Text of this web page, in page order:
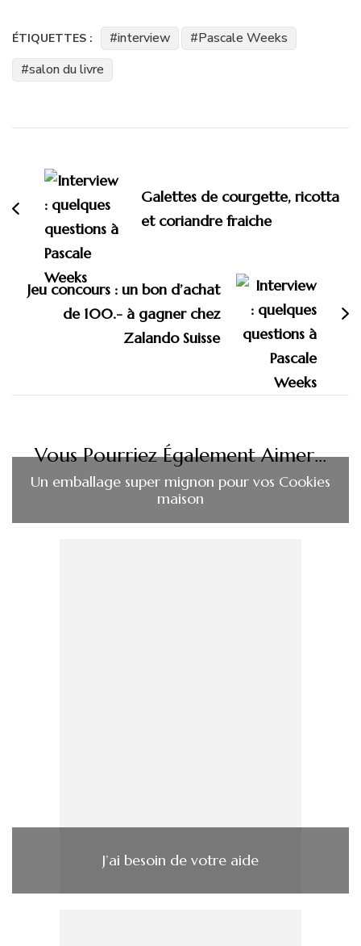
ÉTIQUETTES : interview
Pascale Weeks
salon du livre
d'article
Galettes de courgette, ricotta
et coriandre fraiche
Jeu concours : un bon d’achat
de 100.- à gagner chez
Zalando Suisse
Vous Pourriez Également Aimer...
Un emballage super mignon pour vos Cookies
maison
J’ai besoin de votre aide